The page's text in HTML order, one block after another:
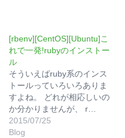
[rbenv][CentOS][Ubuntu]こ
れで一発!rubyのインストー
ル
そういえばruby系のインス
トールっていろいろありま
すよね。 どれが相応しいの
か分かりませんが、 r…
2015/07/25
Blog